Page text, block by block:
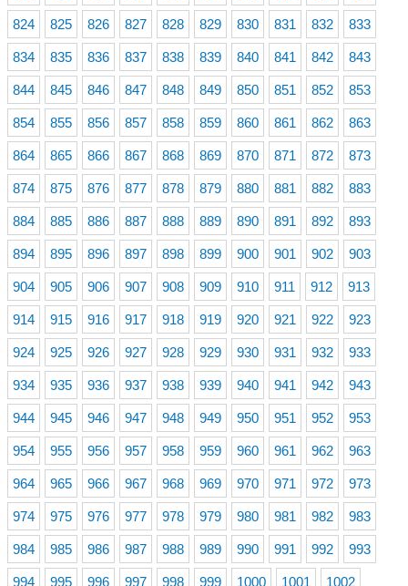
824 825 826 827 828 829 830 831 832 833
834 835 836 837 838 839 840 841 842 843
844 845 846 847 848 849 850 851 852 853
854 855 856 857 858 859 860 861 862 863
864 865 866 867 868 869 870 871 872 873
874 875 876 877 878 879 880 881 882 883
884 885 886 887 888 889 890 891 892 893
894 895 896 897 898 899 900 901 902 903
904 905 906 907 908 909 910 911 912 913
914 915 916 917 918 919 920 921 922 923
924 925 926 927 928 929 930 931 932 933
934 935 936 937 938 939 940 941 942 943
944 945 946 947 948 949 950 951 952 953
954 955 956 957 958 959 960 961 962 963
964 965 966 967 968 969 970 971 972 973
974 975 976 977 978 979 980 981 982 983
984 985 986 987 988 989 990 991 992 993
994 995 996 997 998 999 1000 1001 1002